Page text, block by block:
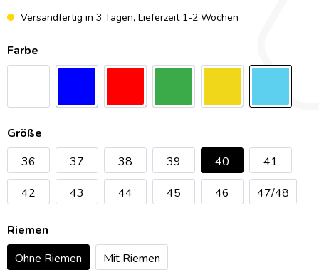
Versandfertig in 3 Tagen, Lieferzeit 1-2 Wochen
Farbe
Größe
36
37 38 39 40
41
42
43 44 45 46 47/48
Riemen
Ohne Riemen
Mit Riemen